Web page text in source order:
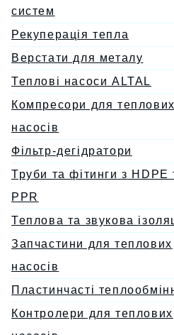
систем
Рекуперація тепла
Верстати для металу
Теплові насоси ALTAL
Компресори для теплових
насосів
Фільтр-дегідратори
Труби та фітинги з HDPE
PPR
Теплова та звукова
Запчастини для теплових
насосів
Пластинчасті
Контролери для теплових